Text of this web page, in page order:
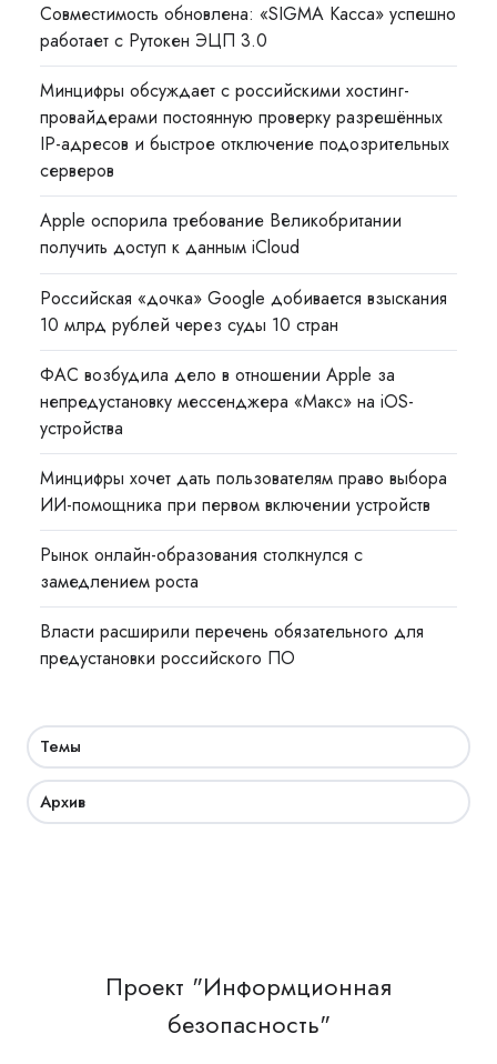
Совместимость обновлена: «SIGMA Касса» успешно
работает с Рутокен ЭЦП 3.0
Минцифры обсуждает с российскими хостинг-
провайдерами постоянную проверку разрешённых
IP-адресов и быстрое отключение подозрительных
серверов
Apple оспорила требование Великобритании
получить доступ к данным iCloud
Российская «дочка» Google добивается взыскания
10 млрд рублей через суды 10 стран
ФАС возбудила дело в отношении Apple за
непредустановку мессенджера «Макс» на iOS-
устройства
Минцифры хочет дать пользователям право выбора
ИИ-помощника при первом включении устройств
Рынок онлайн-образования столкнулся с
замедлением роста
Власти расширили перечень обязательного для
предустановки российского ПО
Темы
Архив
Проект "Информционная
безопасность"